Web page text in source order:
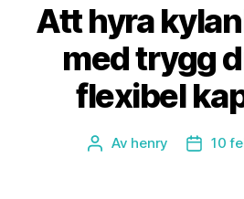
Att hyra
med trygg
flexibel
Inläggsförfattare
Av henry 10